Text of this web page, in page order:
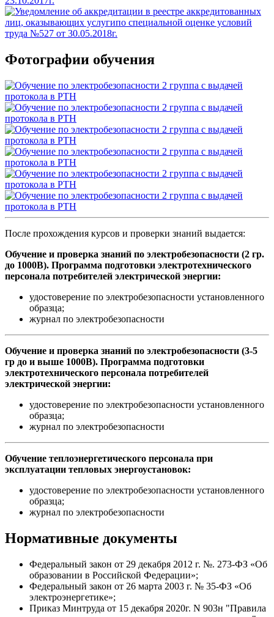
Фотографии обучения
После прохождения курсов и проверки знаний выдается:
Обучение и проверка знаний по электробезопасности (2 гр.
до 1000В). Программа подготовки электротехнического
персонала потребителей электрической энергии:
удостоверение по электробезопасности установленного
образца;
журнал по электробезопасности
Обучение и проверка знаний по электробезопасности (3-5
гр до и выше 1000В). Программа подготовки
электротехнического персонала потребителей
электрической энергии:
удостоверение по электробезопасности установленного
образца;
журнал по электробезопасности
Обучение теплоэнергетического персонала при
эксплуатации тепловых энергоустановок:
удостоверение по электробезопасности установленного
образца;
журнал по электробезопасности
Нормативные документы
Федеральный закон от 29 декабря 2012 г. №. 273-ФЗ «Об
образовании в Российской Федерации»;
Федеральный закон от 26 марта 2003 г. № 35-ФЗ «Об
электроэнергетике»;
Приказ Минтруда от 15 декабря 2020г. N 903н "Правила